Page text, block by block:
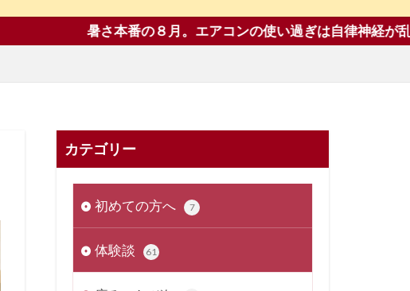
暑さ本番の８月。エアコンの使い過ぎは自律神経が乱れて夏
カテゴリー
初めての方へ 7
体験談 61